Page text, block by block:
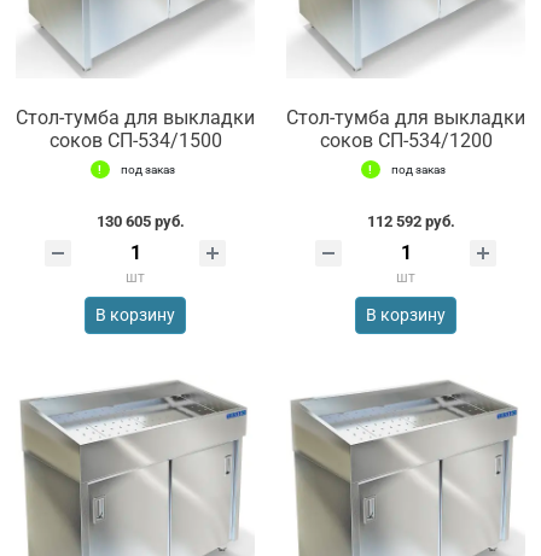
Стол-тумба для выкладки
соков СП-534/1500
под заказ
130 605 руб.
шт
В корзину
Стол-тумба для выкладки
соков СП-534/1200
под заказ
112 592 руб.
шт
В корзину